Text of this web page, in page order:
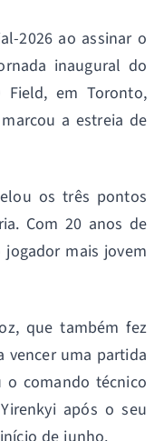
2026 ao assinar o
inaugural do
em Toronto,
a estreia de
os três pontos
Com 20 anos de
mais jovem
que também fez
vencer uma partida
o comando técnico
após o seu